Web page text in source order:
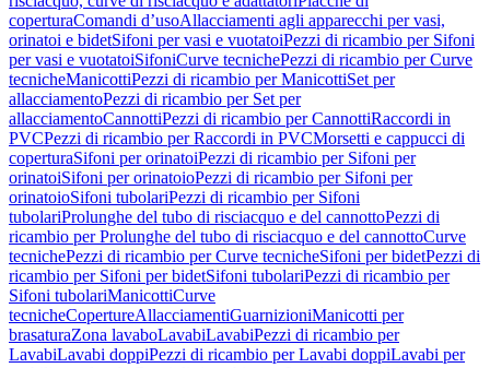
coperturaComandi d’usoAllacciamenti agli apparecchi per vasi,
orinatoi e bidetSifoni per vasi e vuotatoiPezzi di ricambio per Sifoni
per vasi e vuotatoiSifoniCurve tecnichePezzi di ricambio per Curve
tecnicheManicottiPezzi di ricambio per ManicottiSet per
allacciamentoPezzi di ricambio per Set per
allacciamentoCannottiPezzi di ricambio per CannottiRaccordi in
PVCPezzi di ricambio per Raccordi in PVCMorsetti e cappucci di
coperturaSifoni per orinatoiPezzi di ricambio per Sifoni per
orinatoiSifoni per orinatoioPezzi di ricambio per Sifoni per
orinatoioSifoni tubolariPezzi di ricambio per Sifoni
tubolariProlunghe del tubo di risciacquo e del cannottoPezzi di
ricambio per Prolunghe del tubo di risciacquo e del cannottoCurve
tecnichePezzi di ricambio per Curve tecnicheSifoni per bidetPezzi di
ricambio per Sifoni per bidetSifoni tubolariPezzi di ricambio per
Sifoni tubolariManicottiCurve
tecnicheCopertureAllacciamentiGuarnizioniManicotti per
brasaturaZona lavaboLavabiLavabiPezzi di ricambio per
LavabiLavabi doppiPezzi di ricambio per Lavabi doppiLavabi per